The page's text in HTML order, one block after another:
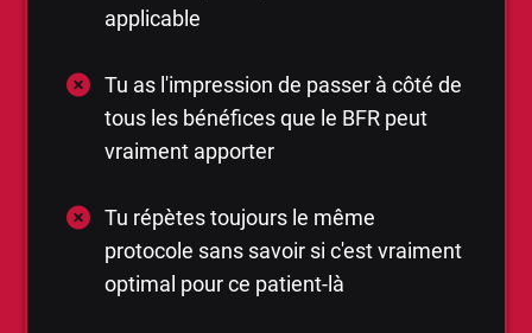
applicable
Tu as l'impression de passer à côté de
tous les bénéfices que le BFR peut
vraiment apporter
Tu répètes toujours le même
protocole sans savoir si c'est vraiment
optimal pour ce patient-là